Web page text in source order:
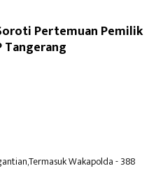
Pertemuan Pemilik
Tangerang
Wakapolda- 388